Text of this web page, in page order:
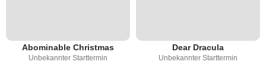
Abominable Christmas
Unbekannter Starttermin
Dear Dracula
Unbekannter Starttermin